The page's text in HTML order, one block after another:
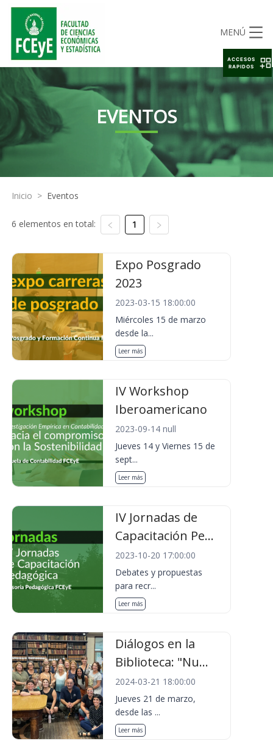
MENÚ
EVENTOS
Inicio > Eventos
6 elementos en total: 1
Expo Posgrado
2023
2023-03-15 18:00:00
Miércoles 15 de marzo
desde la...
Leer más
IV Workshop
Iberoamericano
2023-09-14 null
Jueves 14 y Viernes 15 de
sept...
Leer más
IV Jornadas de
Capacitación Pe...
2023-10-20 17:00:00
Debates y propuestas
para recr...
Leer más
Diálogos en la
Biblioteca: "Nu...
2024-03-21 18:00:00
Jueves 21 de marzo,
desde las ...
Leer más
ACCESOS
RAPIDOS